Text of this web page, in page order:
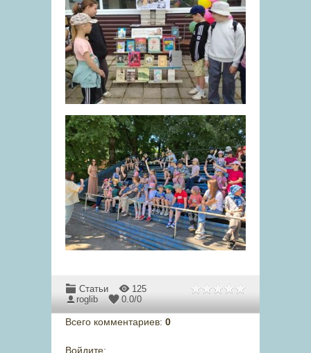
Статьи
125
roglib
0.0/0
Всего комментариев: 0
Войдите: